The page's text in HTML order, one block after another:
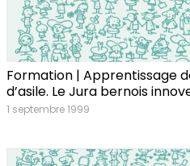
Formation | Apprentissage
d’asile. Le Jura bernois
1 septembre 1999